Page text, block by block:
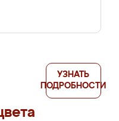
УЗНАТЬ
ПОДРОБНОСТИ